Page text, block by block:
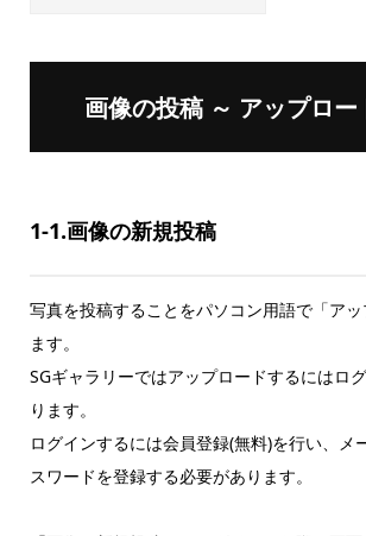
画像の投稿 ～ アップロー
1-1.画像の新規投稿
写真を投稿することをパソコン用語で「ア
ます。
SGギャラリーではアップロードするにはロ
ります。
ログインするには会員登録(無料)を行い、メ
スワードを登録する必要があります。